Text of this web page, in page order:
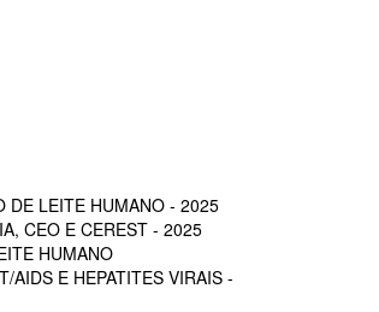
DE LEITE HUMANO - 2025
CEO E CEREST - 2025
HUMANO
AIDS E HEPATITES VIRAIS -